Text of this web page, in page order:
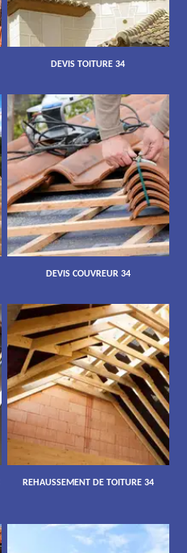
DEVIS TOITURE 34
DEVIS COUVREUR 34
REHAUSSEMENT DE TOITURE 34